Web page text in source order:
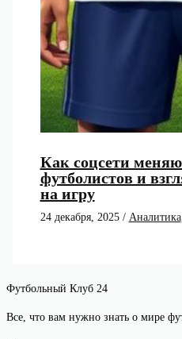
Как соцсети
футболистов и
на игру
24 декабря, 2025 / Аналитика
Футбольный Клуб 24
Все, что вам нужно знать о мире